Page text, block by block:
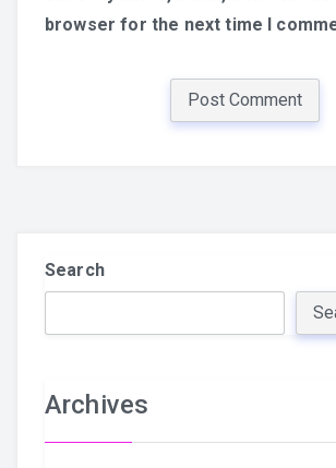
browser for the next time I
Search
Archives